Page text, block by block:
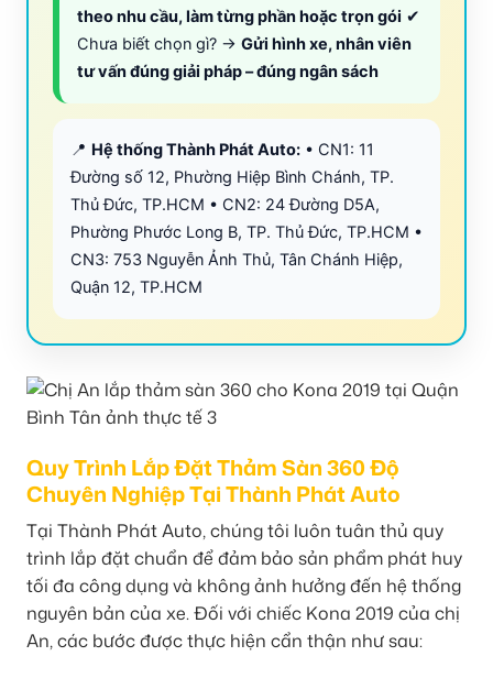
theo nhu cầu, làm từng phần hoặc trọn gói ✔
Chưa biết chọn gì? → Gửi hình xe, nhân viên
tư vấn đúng giải pháp – đúng ngân sách
📍 Hệ thống Thành Phát Auto: • CN1: 11
Đường số 12, Phường Hiệp Bình Chánh, TP.
Thủ Đức, TP.HCM • CN2: 24 Đường D5A,
Phường Phước Long B, TP. Thủ Đức, TP.HCM •
CN3: 753 Nguyễn Ảnh Thủ, Tân Chánh Hiệp,
Quận 12, TP.HCM
Quy Trình Lắp Đặt Thảm Sàn 360 Độ
Chuyên Nghiệp Tại Thành Phát Auto
Tại Thành Phát Auto, chúng tôi luôn tuân thủ quy
trình lắp đặt chuẩn để đảm bảo sản phẩm phát huy
tối đa công dụng và không ảnh hưởng đến hệ thống
nguyên bản của xe. Đối với chiếc Kona 2019 của chị
An, các bước được thực hiện cẩn thận như sau: